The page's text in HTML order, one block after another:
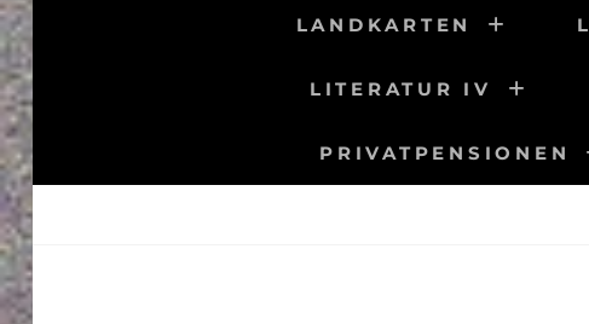
LANDKARTEN
LITERATUR IV
PRIVATPENSIONEN